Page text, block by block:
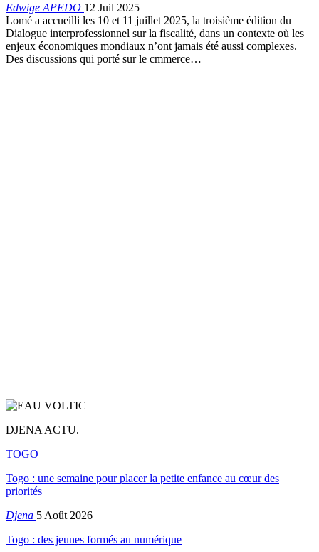
Edwige APEDO 12 Juil 2025
Lomé a accueilli les 10 et 11 juillet 2025, la troisième édition du
Dialogue interprofessionnel sur la fiscalité, dans un contexte où les
enjeux économiques mondiaux n’ont jamais été aussi complexes.
Des discussions qui porté sur le cmmerce…
DJENA ACTU.
TOGO
Togo : une semaine pour placer la petite enfance au cœur des
priorités
Djena 5 Août 2026
Togo : des jeunes formés au numérique